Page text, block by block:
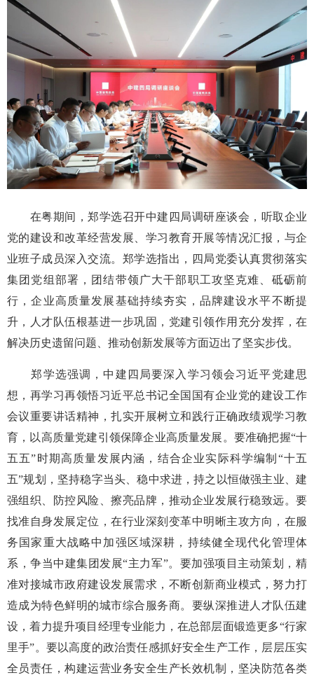
在粤期间，郑学选召开中建四局调研座谈会，听取企业
党的建设和改革经营发展、学习教育开展等情况汇报，与企
业班子成员深入交流。郑学选指出，四局党委认真贯彻落实
集团党组部署，团结带领广大干部职工攻坚克难、砥砺前
行，企业高质量发展基础持续夯实，品牌建设水平不断提
升，人才队伍根基进一步巩固，党建引领作用充分发挥，在
解决历史遗留问题、推动创新发展等方面迈出了坚实步伐。
郑学选强调，中建四局要深入学习领会习近平党建思
想，再学习再领悟习近平总书记全国国有企业党的建设工作
会议重要讲话精神，扎实开展树立和践行正确政绩观学习教
育，以高质量党建引领保障企业高质量发展。要准确把握“十
五五”时期高质量发展内涵，结合企业实际科学编制“十五
五”规划，坚持稳字当头、稳中求进，持之以恒做强主业、建
强组织、防控风险、擦亮品牌，推动企业发展行稳致远。要
找准自身发展定位，在行业深刻变革中明晰主攻方向，在服
务国家重大战略中加强区域深耕，持续健全现代化管理体
系，争当中建集团发展“主力军”。要加强项目主动策划，精
准对接城市政府建设发展需求，不断创新商业模式，努力打
造成为特色鲜明的城市综合服务商。要纵深推进人才队伍建
设，着力提升项目经理专业能力，在总部层面锻造更多“行家
里手”。要以高度的政治责任感抓好安全生产工作，层层压实
全员责任，构建运营业务安全生产长效机制，坚决防范各类